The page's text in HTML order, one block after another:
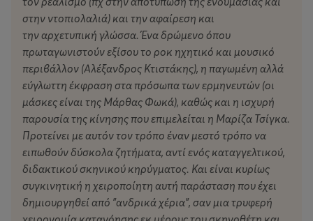
ήταν αποκλειστικά δικαίωμα των ανδρών. Πέρα από τις
υπόλοιπες εργασίες, με τις οποίες συνέβαλλαν στην
οικονομία της οικογένειας και της κοινότητας ως
εργάτριες, είχαν και την ευθύνη της τροφοδοσίας των
μελών της οικογένειάς τους, πάντα όμως εντός του
οίκου. Έτσι, ανέπτυξαν έναν μυστικό κώδικα, μια
λανθάνουσα εξουσία, που στηριζόταν στη χρήση της
μαγείας, των «πρακτικών», του ξεματιάσματος και
άλλων δεξιοτήτων, μέσα από τη χρήση των υλικών που
χρησιμοποιούσαν και στη μαγειρική, τα βότανα και τα
χόρτα της περιοχής, το λάδι, το νερό και το αλεύρι. Στη
Θεσσαλία, η παράδοση θέλει τις μάγισσες της περιοχής
στην ντοπιολαλιά) και την αφαίρεση και
την αρχετυπική γλώσσα. Ένα δρώμενο όπου
πρωταγωνιστούν εξίσου το ροκ ηχητικό και μουσικό
περιβάλλον (Αλέξανδρος Κτιστάκης), η παγωμένη αλλά
εύγλωττη έκφραση στα πρόσωπα των ερμηνευτών (οι
μάσκες είναι της Μάρθας Φωκά), καθώς και η ισχυρή
παρουσία της κίνησης που επιμελείται η Μαρίζα Τσίγκα.
Προτείνει με αυτόν τον τρόπο έναν μεστό τρόπο να
ειπωθούν δύσκολα ζητήματα, αντί ενός καταγγελτικού,
διδακτικού σκηνικού κηρύγματος. Και είναι κυρίως
συγκινητική η χειροποίητη αυτή παράσταση που έχει
δημιουργηθεί από "ανδρικά χέρια", σαν μια τρυφερή